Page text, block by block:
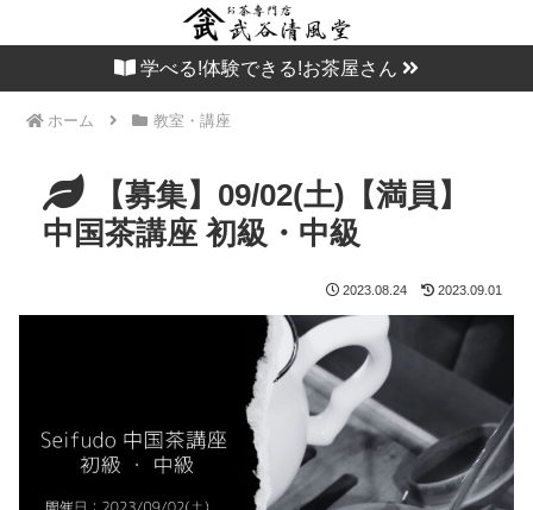
学べる!体験できる!お茶屋さん
ホーム 教室・講座
【募集】09/02(土)【満員】
中国茶講座 初級・中級
2023.08.24 2023.09.01